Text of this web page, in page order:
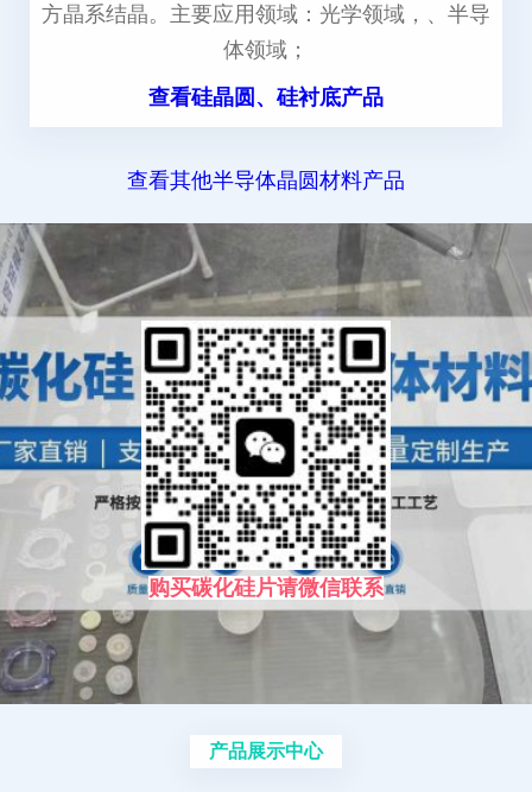
方晶系结晶。主要应用领域：光学领域，、半导
体领域；
查看硅晶圆、硅衬底产品
查看其他半导体晶圆材料产品
购买碳化硅片请微信联系
产品展示中心